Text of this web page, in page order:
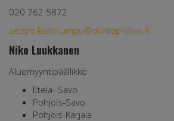
020 762 5872
seppo.kellokumpu@dunlophiflex.fi
Niko Luukkanen
Aluemyyntipäällikkö
Etelä- Savo
Pohjois-Savo
Pohjois-Karjala